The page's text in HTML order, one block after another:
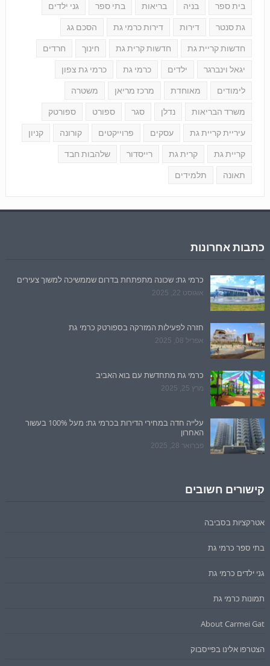
בית ספר בניה בריאות בתי ספר גני ילדים
גת סנטר דירות דירות כרמי גת הסכם גג
חדשות קריית גת חדשות קרית גת חינוך חרדים
יגאל וינברגר ילדים כרמי גת כרמי גת צפון
לימודים מאוחדת מרכז מריאן משטרה
משרד הבריאות נדלן סגר ספורט ספורטק
עיריית קריית גת עסקים פרוייקטים קורונה קניון
קריית גת קרית גת רייסדור שלהבות חבד
תאונה תלמידים
כתבות אחרונות
כרמי גת: שכונה מתפתחת בדרום שממשיכה למשוך צעירים
אוגוסט 22, 2025
חזרה לפעילות המזרקה בספורטק כרמי גת
אפריל 08, 2025
כרמי גת מתחדשת עם בוא האביב
מרץ 25, 2025
עלייה חדה במחירי הדירות בכרמי גת: מעל 100% בעשור
האחרון
פברואר 28, 2025
קישורים חשובים
אטרקציות בסביבה
בתי ספר כרמי גת
גני ילדים כרמי גת
תמונות כרמי גת
About Carmei Gat
הצטרפו אלינו בפייסבוק